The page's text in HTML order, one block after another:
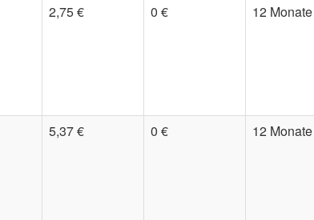
2,75 € 0 € 12 Monate
5,37 € 0 € 12 Monate